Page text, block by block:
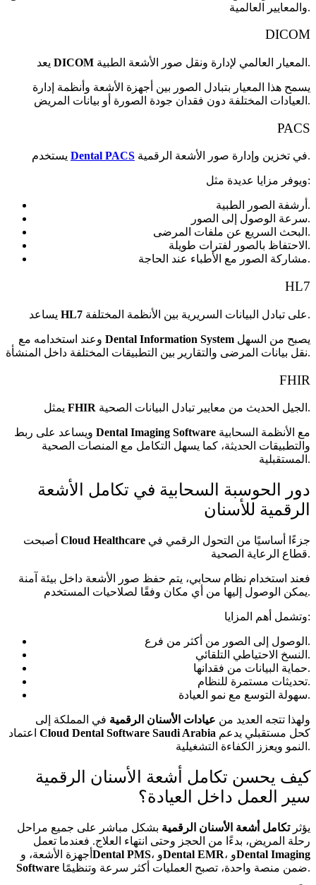
والمعايير العالمية.
DICOM
DICOM المعيار العالمي لإدارة ونقل صور الأشعة الطبية.
يسمح هذا المعيار بتبادل الصور بين أجهزة الأشعة وأنظمة إدارة
العيادات المختلفة دون فقدان جودة الصورة أو بيانات المريض.
PACS
Dental PACS في تخزين وإدارة صور الأشعة الرقمية.
ويوفر مزايا عديدة مثل:
أرشفة الصور الطبية.
سرعة الوصول إلى الصور.
البحث السريع عن ملفات المرضى.
الاحتفاظ بالصور لفترات طويلة.
مشاركة الصور مع الأطباء عند الحاجة.
HL7
HL7 على تبادل البيانات السريرية بين الأنظمة المختلفة.
Dental Information System
نقل بيانات المرضى والتقارير بين التطبيقات المختلفة داخل المنشأة.
FHIR
FHIR الجيل الحديث من معايير تبادل البيانات الصحية.
Dental Imaging Software
والتطبيقات الحديثة، كما يسهل التكامل مع المنصات الصحية
المستقبلية.
دور الحوسبة السحابية في تكامل الأشعة
الرقمية للأسنان
Cloud Healthcare
قطاع الرعاية الصحية.
فعند استخدام نظام سحابي، يتم حفظ صور الأشعة داخل بيئة آمنة
يمكن الوصول إليها من أي مكان وفقًا لصلاحيات المستخدم.
وتشمل أهم المزايا:
الوصول إلى الصور من أكثر من فرع.
النسخ الاحتياطي التلقائي.
حماية البيانات من فقدانها.
تحديثات مستمرة للنظام.
سهولة التوسع مع نمو العيادة.
ولهذا تتجه العديد من عيادات الأسنان الرقمية في المملكة إلى
Cloud Dental Software Saudi Arabia
النمو ويعزز الكفاءة التشغيلية.
كيف يحسن تكامل أشعة الأسنان الرقمية
سير العمل داخل العيادة؟
يؤثرتكامل أشعة الأسنان الرقمية بشكل مباشر على جميع مراحل
رحلة المريض، بدءًا من الحجز وحتى انتهاء العلاج. فعندما تعمل
أجهزة الأشعة، و Dental PMS ، وDental EMR ، وDental Imaging
Software
ضمن منصة واحدة، تصبح العمليات أكثر سرعة وتنظيمًا.